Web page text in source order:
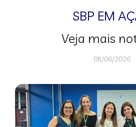
SBP EM
Veja mais
08/06/2026